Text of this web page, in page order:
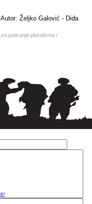
Autor: Željko Galović - Dida
poticanje pluralizma i